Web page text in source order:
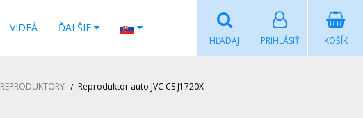
VIDEÁ ĎALŠIE
KOŠÍK
PRIHLÁSIŤ
HĽADAJ
REPRODUKTORY Reproduktor auto JVC CS J1720X